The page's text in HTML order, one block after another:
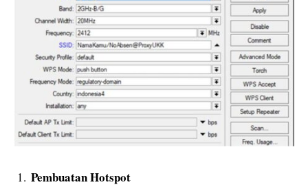
Pembuatan Hotspot